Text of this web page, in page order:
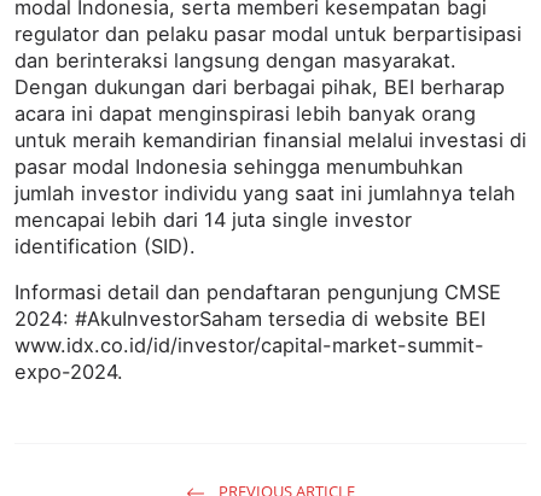
modal Indonesia, serta memberi kesempatan bagi
regulator dan pelaku pasar modal untuk berpartisipasi
dan berinteraksi langsung dengan masyarakat.
Dengan dukungan dari berbagai pihak, BEI berharap
acara ini dapat menginspirasi lebih banyak orang
untuk meraih kemandirian finansial melalui investasi di
pasar modal Indonesia sehingga menumbuhkan
jumlah investor individu yang saat ini jumlahnya telah
mencapai lebih dari 14 juta single investor
identification (SID).
Informasi detail dan pendaftaran pengunjung CMSE
2024: #AkuInvestorSaham tersedia di website BEI
www.idx.co.id/id/investor/capital-market-summit-
expo-2024.